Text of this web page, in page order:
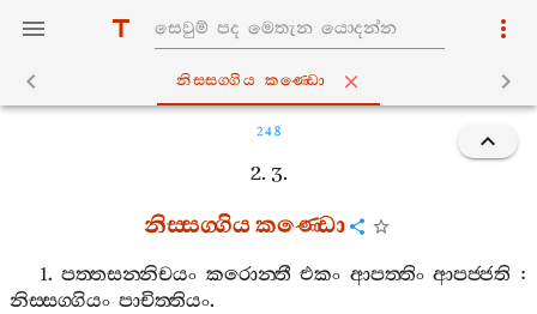
නිස‍්සග‍්ගිය කණ‍්ඩො
248
2. 3.
නිස‍්සග‍්ගියකණ‍්ඩො
1.පත‍්තසන‍්නිචයං කරොන‍්තී එකං ආපත‍්තිං ආපජ‍්ජති :
නිස‍්සග‍්ගියං පාචිත‍්තියං.